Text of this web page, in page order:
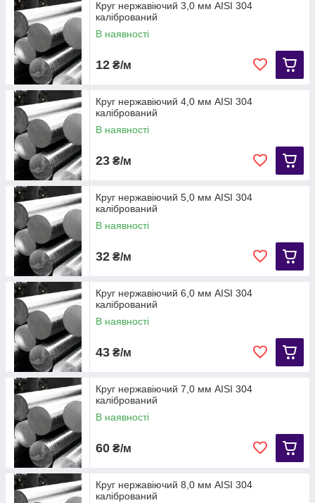
Круг нержавіючий 3,0 мм АІЅІ 304
калібрований
В наявності
12 ₴/м
Круг нержавіючий 4,0 мм AISI 304
калібрований
В наявності
23 ₴/м
Круг нержавіючий 5,0 мм АІЅІ 304
калібрований
В наявності
32 ₴/м
Круг нержавіючий 6,0 мм AISI 304
калібрований
В наявності
43 ₴/м
Круг нержавіючий 7,0 мм AISI 304
калібрований
В наявності
60 ₴/м
Круг нержавіючий 8,0 мм AISI 304
калібрований